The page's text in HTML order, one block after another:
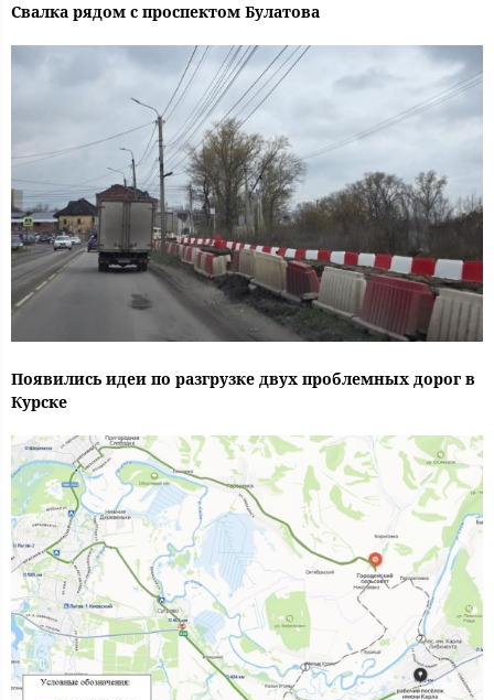
Свалка рядом с проспектом Булатова
Появились идеи по разгрузке двух проблемных дорог в
Курске